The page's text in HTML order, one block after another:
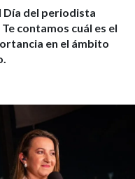
Día del periodista
contamos cuál es el
en el ámbito